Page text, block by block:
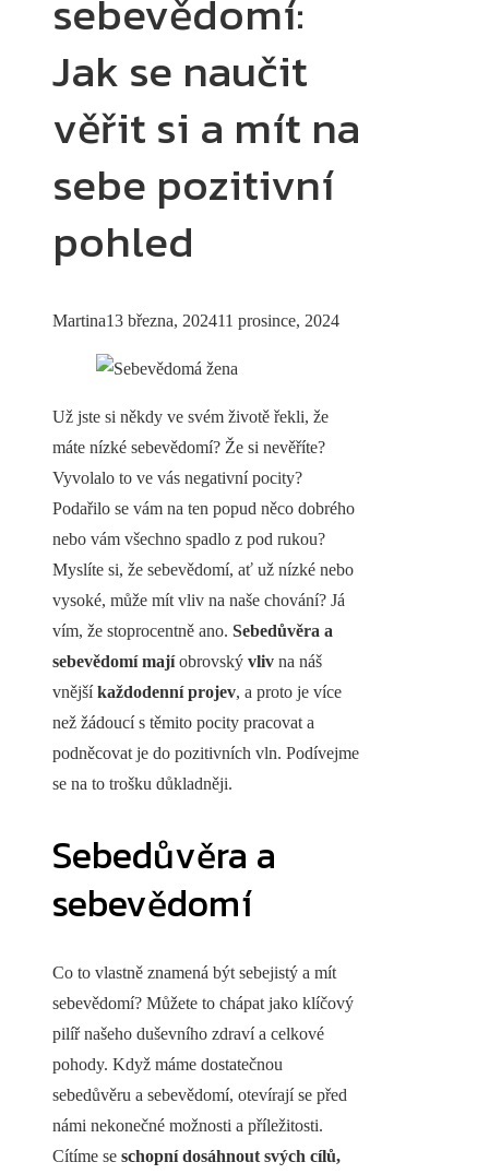
sebevědomí:
Jak se naučit
věřit si a mít na
sebe pozitivní
pohled
Martina13 března, 202411 prosince, 2024
Už jste si někdy ve svém životě řekli, že
máte nízké sebevědomí? Že si nevěříte?
Vyvolalo to ve vás negativní pocity?
Podařilo se vám na ten popud něco dobrého
nebo vám všechno spadlo z pod rukou?
Myslíte si, že sebevědomí, ať už nízké nebo
vysoké, může mít vliv na naše chování? Já
vím, že stoprocentně ano. Sebedůvěra a
sebevědomí majíobrovský vliv na náš
vnějšíkaždodenní projev, a proto je více
než žádoucí s těmito pocity pracovat a
podněcovat je do pozitivních vln. Podívejme
se na to trošku důkladněji.
Sebedůvěra a
sebevědomí
Co to vlastně znamená být sebejistý a mít
sebevědomí? Můžete to chápat jako klíčový
pilíř našeho duševního zdraví a celkové
pohody. Když máme dostatečnou
sebedůvěru a sebevědomí, otevírají se před
námi nekonečné možnosti a příležitosti.
Cítíme se schopní dosáhnout svých cílů,